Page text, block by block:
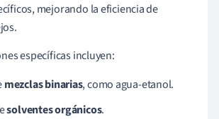
mejorando la eficiencia de
específicas incluyen:
mezclas binarias, como agua-etanol.
solventes orgánicos.